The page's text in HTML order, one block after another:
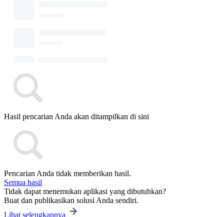
Hasil pencarian Anda akan ditampilkan di sini
Pencarian Anda tidak memberikan hasil.
Semua hasil
Tidak dapat menemukan aplikasi yang dibutuhkan?
Buat dan publikasikan solusi Anda sendiri.
Lihat selengkapnya